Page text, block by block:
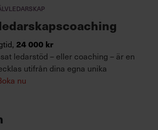
24 000 kr
ledarstöd – eller coaching – är en
utifrån dina egna unika
nu